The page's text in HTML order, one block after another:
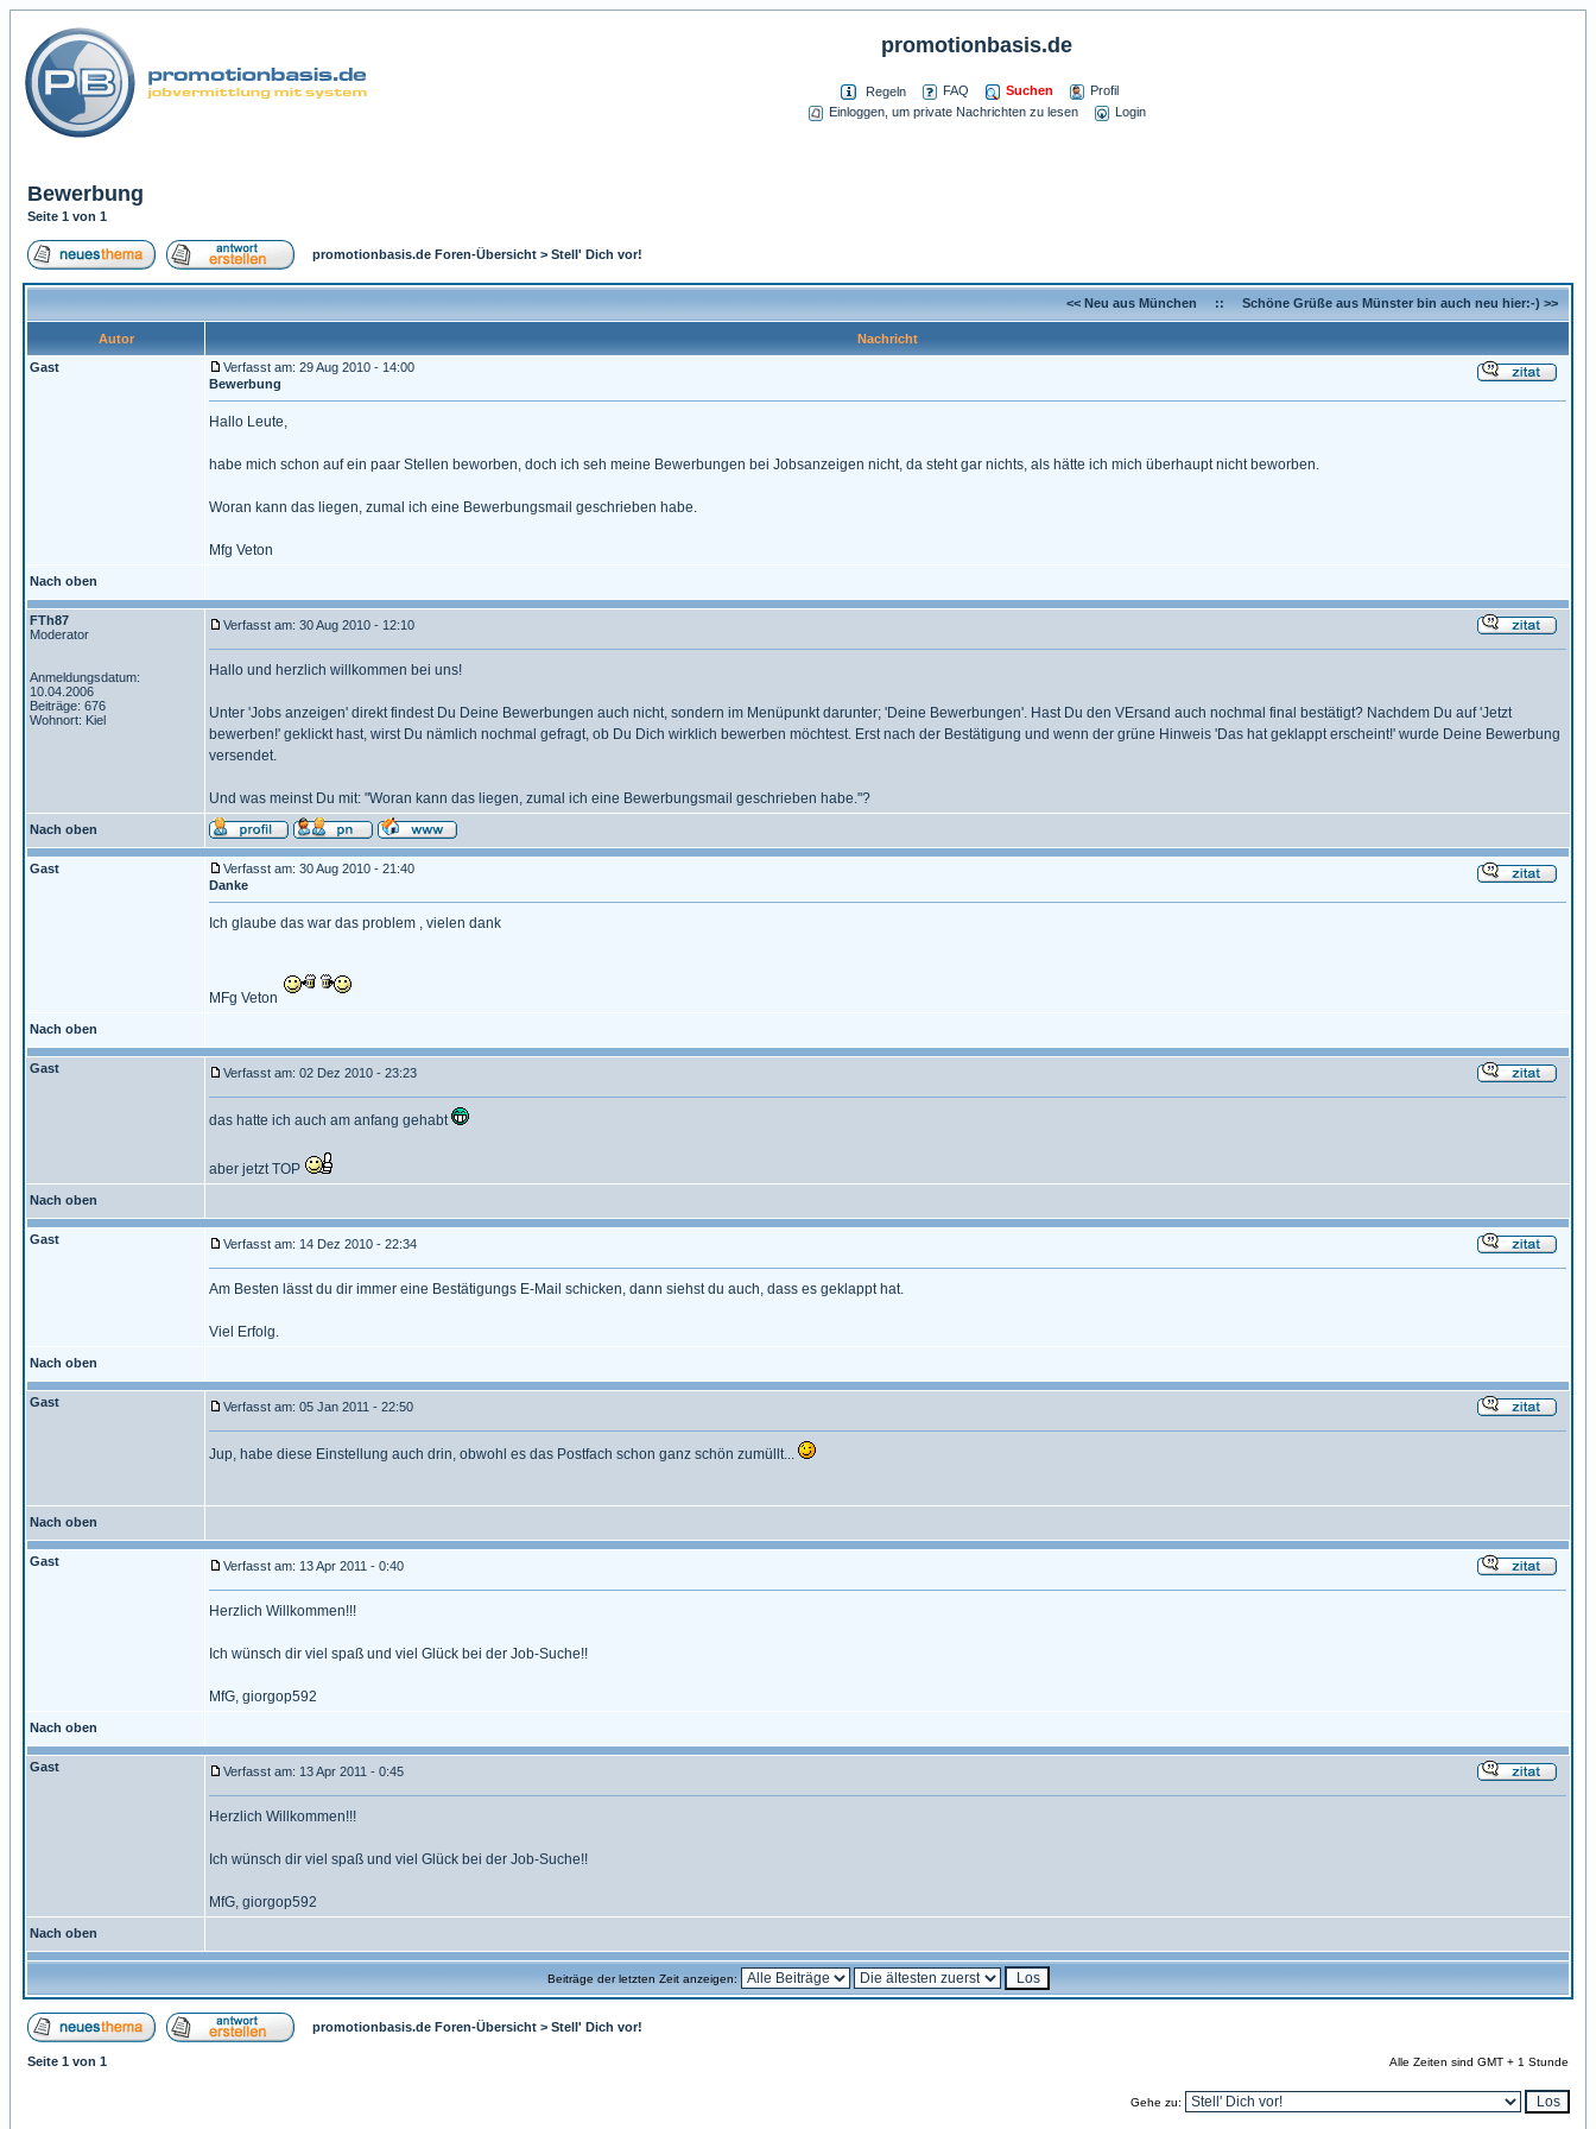
promotionbasis.de
Regeln FAQ Suchen
Profil
Einloggen, um private Nachrichten zu lesen
Login
Bewerbung
Seite 1 von 1
promotionbasis.de Foren-Übersicht > Stell' Dich vor!
<< Neu aus München :: Schöne Grüße aus Münster bin auch neu hier:-) >>
Autor
Nachricht
Gast
Verfasst am: 29 Aug 2010 - 14:00
Bewerbung
Hallo Leute,
habe mich schon auf ein paar Stellen beworben, doch ich seh meine Bewerbungen bei Jobsanzeigen nicht, da steht gar nichts, als hätte ich mich überhaupt nicht beworben.
Woran kann das liegen, zumal ich eine Bewerbungsmail geschrieben habe.
Mfg Veton
Nach oben
FTh87
Moderator
Anmeldungsdatum:
10.04.2006
Beiträge: 676
Wohnort: Kiel
Verfasst am: 30 Aug 2010 - 12:10
Hallo und herzlich willkommen bei uns!
Unter 'Jobs anzeigen' direkt findest Du Deine Bewerbungen auch nicht, sondern im Menüpunkt darunter; 'Deine Bewerbungen'. Hast Du den VErsand auch nochmal final bestätigt? Nachdem Du auf 'Jetzt
bewerben!' geklickt hast, wirst Du nämlich nochmal gefragt, ob Du Dich wirklich bewerben möchtest. Erst nach der Bestätigung und wenn der grüne Hinweis 'Das hat geklappt erscheint!' wurde Deine Bewerbung
versendet.
Und was meinst Du mit: "Woran kann das liegen, zumal ich eine Bewerbungsmail geschrieben habe."?
Nach oben
Gast
Verfasst am: 30 Aug 2010 - 21:40
Danke
Ich glaube das war das problem , vielen dank
MFg Veton
Nach oben
Gast Verfasst am: 02 Dez 2010 - 23:23
das hatte ich auch am anfang gehabt
aber jetzt TOP
Nach oben
Gast Verfasst am: 14 Dez 2010 - 22:34
Am Besten lässt du dir immer eine Bestätigungs E-Mail schicken, dann siehst du auch, dass es geklappt hat.
Viel Erfolg.
Nach oben
Gast Verfasst am: 05 Jan 2011 - 22:50
Jup, habe diese Einstellung auch drin, obwohl es das Postfach schon ganz schön zumüllt...
Nach oben
Gast Verfasst am: 13 Apr 2011 - 0:40
Herzlich Willkommen!!!
Ich wünsch dir viel spaß und viel Glück bei der Job-Suche!!
MfG, giorgop592
Nach oben
Gast Verfasst am: 13 Apr 2011 - 0:45
Herzlich Willkommen!!!
Ich wünsch dir viel spaß und viel Glück bei der Job-Suche!!
MfG, giorgop592
Nach oben
Beiträge der letzten Zeit anzeigen:
promotionbasis.de Foren-Übersicht > Stell' Dich vor!
Seite 1 von 1 Alle Zeiten sind GMT + 1 Stunde
Gehe zu: